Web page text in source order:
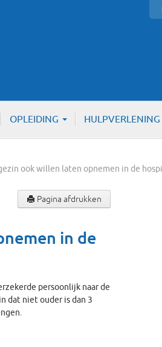
OPLEIDING HULPVERLENING
ook willen laten opnemen in de
Pagina afdrukken
in de
persoonlijk naar de
dat niet ouder is dan 3